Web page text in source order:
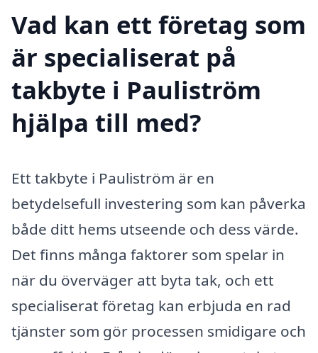
Vad kan ett företag som
är specialiserat på
takbyte i Pauliström
hjälpa till med?
Ett takbyte i Pauliström är en
betydelsefull investering som kan påverka
både ditt hems utseende och dess värde.
Det finns många faktorer som spelar in
när du överväger att byta tak, och ett
specialiserat företag kan erbjuda en rad
tjänster som gör processen smidigare och